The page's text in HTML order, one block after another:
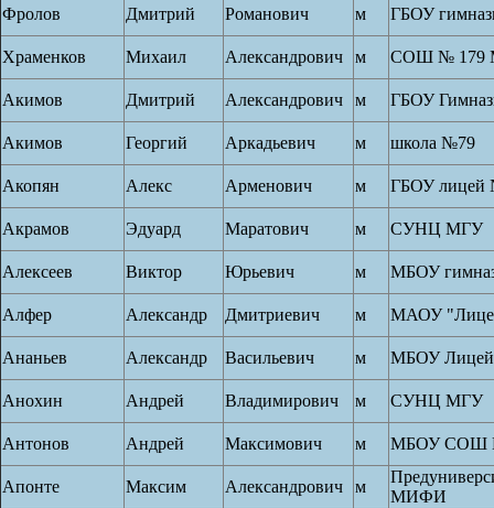
Фролов Дмитрий Романович м ГБОУ
Храменков Михаил Александрович м СОШ № 179
Акимов Дмитрий Александрович м ГБОУ
Акимов Георгий Аркадьевич м школа №79
Акопян Алекс Арменович м ГБОУ лицей
Акрамов Эдуард Маратович м СУНЦ МГУ
Алексеев Виктор Юрьевич м МБОУ
Алфер Александр Дмитриевич м МАОУ
Ананьев Александр Васильевич м МБОУ
Анохин Андрей Владимирович м СУНЦ МГУ
Антонов Андрей Максимович м МБОУ СОШ
Апонте Максим Александрович м
МИФИ